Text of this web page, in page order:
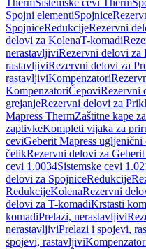
ThermSistemske cevi Therm
Spojni elementiSpojnice
SpojniceRedukcijeRezervni
delovi za KolenaT-komadi
nerastavljiviRezervni delovi za
rastavljiviRezervni delovi za
rastavljiviKompenzatori
KompenzatoriČepoviRezervni
grejanjeRezervni delovi za
Mapress ThermZaštitne kape
zaptivkeKompleti vijaka za
ceviGeberit Mapress ugljenični
čelikRezervni delovi za
cevi 1.0034Sistemske cevi
delovi za SpojniceRedukcije
RedukcijeKolenaRezervni
delovi za T-komadiKrstasti
komadiPrelazi, nerastavljivi
nerastavljiviPrelazi i spojevi,
spojevi, rastavljivi